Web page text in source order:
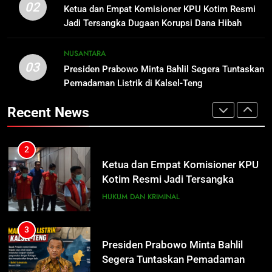
Kotim Resmi Jadi Tersangka
Dugaan Korupsi Dana Hibah
HUKUM DAN KRIMINAL
3
Presiden Prabowo Minta Bahlil
Segera Tuntaskan Pemadaman
Warga Indonesia, Ada Uzumaki, D.
Luffy, Shinchan, hingga Doraemon
NUSANTARA
5
Mulai Diterapkan di Palangka Raya
ECONOMY
02
Ketua dan Empat Komisioner KPU Kotim Resmi
Jadi Tersangka Dugaan Korupsi Dana Hibah
Pilkada Rp40 Miliar
03
NUSANTARA
Presiden Prabowo Minta Bahlil Segera Tuntaskan
Pemadaman Listrik di Kalsel-Teng
Recent News
Distribusi BBM Diperkuat,
Pertamina Targetkan Antrean di
ECONOMY
2
Ketua dan Empat Komisioner KPU
Kotim Resmi Jadi Tersangka
Dugaan Korupsi Dana Hibah
Pilkada Rp40 Miliar
3
Presiden Prabowo Minta Bahlil
Segera Tuntaskan Pemadaman
Listrik di Kalsel-Teng
NUSANTARA
4
Nama Tokoh Anime Ramai Dipakai
Warga Indonesia, Ada Uzumaki, D.